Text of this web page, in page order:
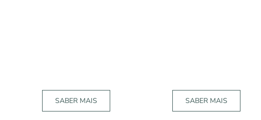
SABER MAIS SABER MAIS